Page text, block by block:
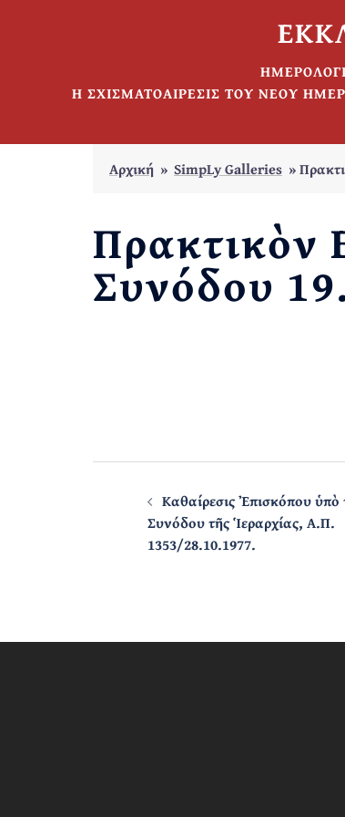
Η ΣΧΙΣΜΑΤΟΑΙΡΕΣΙΣ ΤΟΥ ΝΕΟΥ
Αρχική » SimpLy Galleries »
Πρακτικὸν
Συνόδου
Post
navigation
Καθαίρεσις Ἐπισκόπου ὑπὸ
Συνόδου τῆς Ἱεραρχίας, Α.Π.
1353/28.10.1977.